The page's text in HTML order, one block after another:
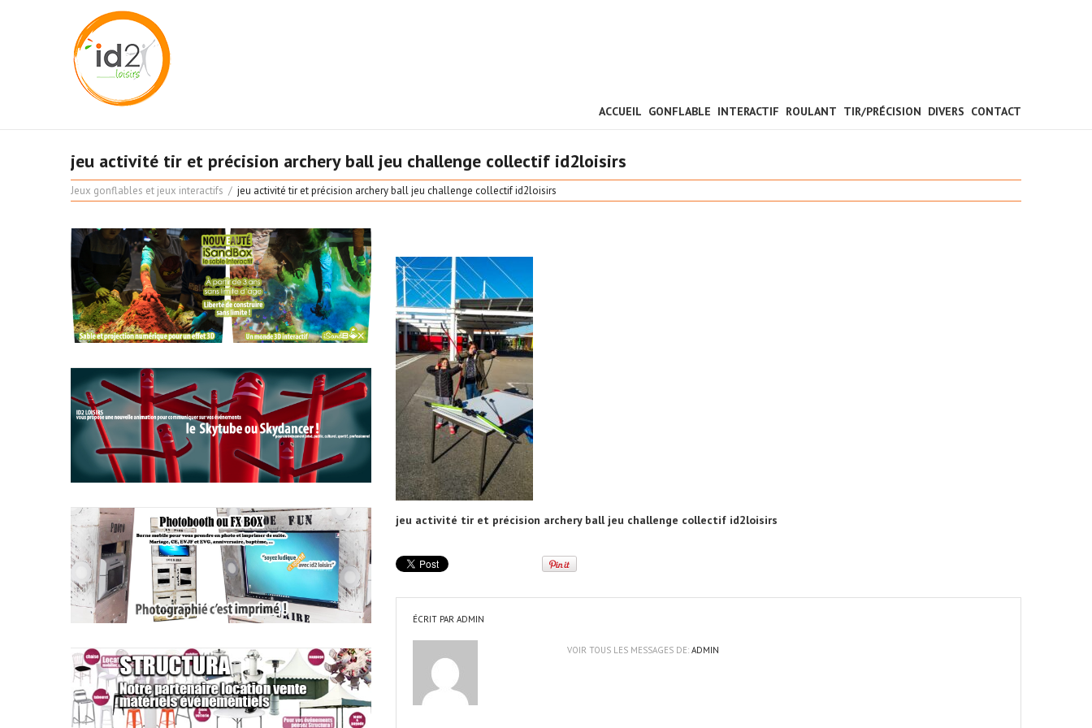
ACCUEIL GONFLABLE INTERACTIF ROULANT TIR/PRÉCISION DIVERS CONTACT
jeu activité tir et précision archery ball jeu challenge collectif id2loisirs
Jeux gonflables et jeux interactifs jeu activité tir et précision archery ball jeu challenge collectif id2loisirs
jeu activité tir et précision archery ball jeu challenge collectif id2loisirs
ÉCRIT PAR ADMIN
VOIR TOUS LES MESSAGES DE: ADMIN